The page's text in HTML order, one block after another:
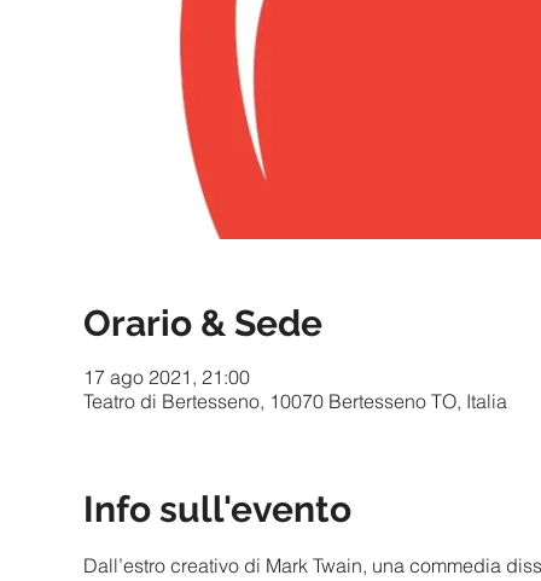
Orario & Sede
17 ago 2021, 21:00
Teatro di Bertesseno, 10070 Bertesseno TO, Italia
Info sull'evento
Dall’estro creativo di Mark Twain, una commedia